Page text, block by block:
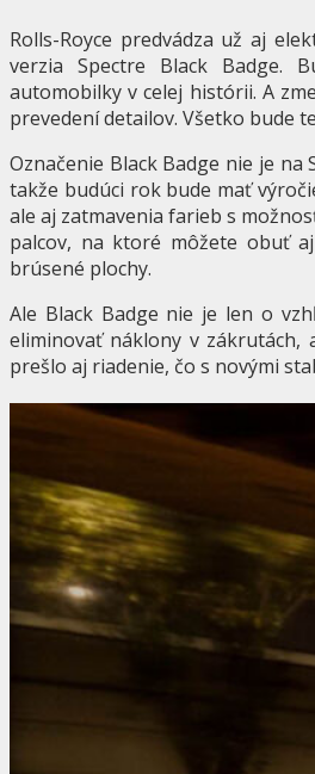
Rolls-Royce predvádza už aj
verzia Spectre Black Badge.
automobilky v celej histórii. A
prevedení detailov. Všetko bude
Označenie Black Badge nie je
takže budúci rok bude mať
ale aj zatmavenia farieb s
palcov, na ktoré môžete obuť
brúsené plochy.
Ale Black Badge nie je len o
eliminovať náklony v zákrutách,
prešlo aj riadenie, čo s novými